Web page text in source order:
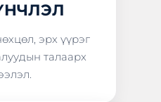
эрх үүрэг
талаарх